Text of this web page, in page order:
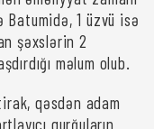
1 üzvü isə
şəxslərin 2
məlum olub.
qəsdən adam
qurğuların